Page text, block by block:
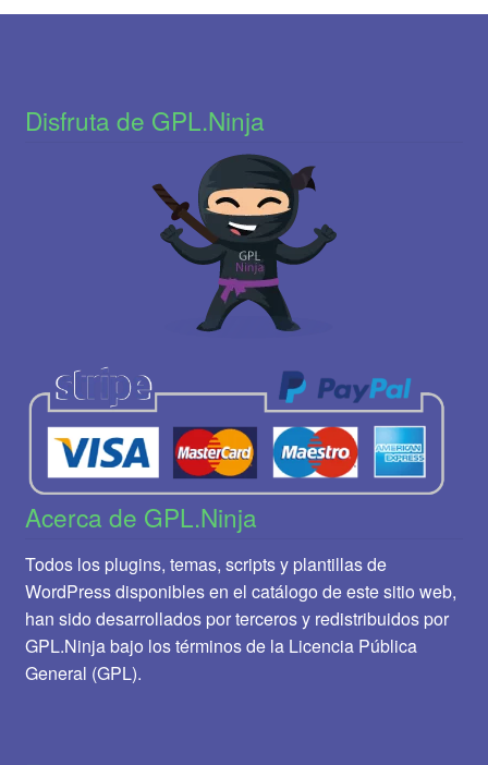
Disfruta de GPL.Ninja
Acerca de GPL.Ninja
Todos los plugins, temas, scripts y plantillas de
WordPress disponibles en el catálogo de este sitio web,
han sido desarrollados por terceros y redistribuidos por
GPL.Ninja bajo los términos de la Licencia Pública
General (GPL).